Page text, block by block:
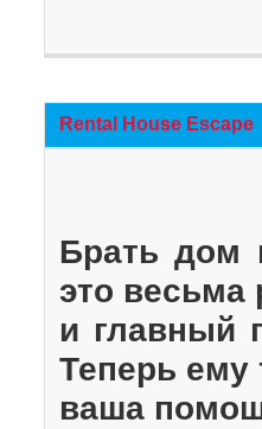
Rental House Escape
Брать дом
это весьма
и главный
Теперь ему
ваша